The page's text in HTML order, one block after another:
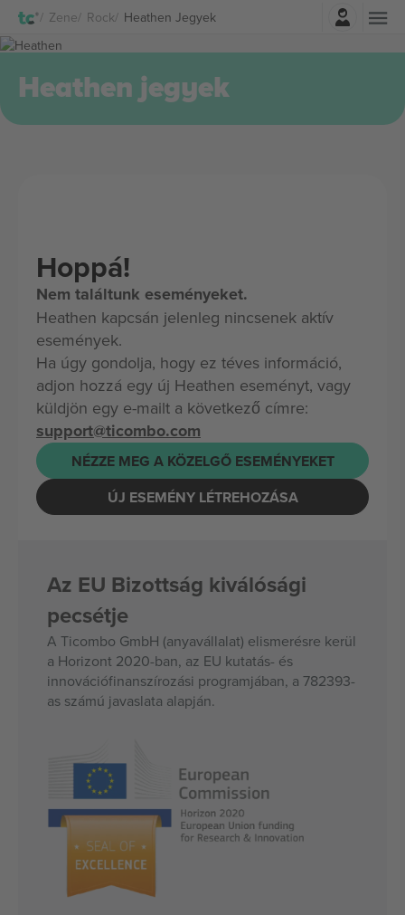
Zene Rock Heathen Jegyek
Heathen jegyek
Hoppá!
Nem találtunk eseményeket.
Heathen kapcsán jelenleg nincsenek aktív
események.
Ha úgy gondolja, hogy ez téves információ,
adjon hozzá egy új Heathen eseményt, vagy
küldjön egy e-mailt a következő címre:
support@ticombo.com
NÉZZE MEG A KÖZELGŐ ESEMÉNYEKET
ÚJ ESEMÉNY LÉTREHOZÁSA
Az EU Bizottság kiválósági
pecsétje
A Ticombo GmbH (anyavállalat) elismerésre kerül
a Horizont 2020-ban, az EU kutatás- és
innovációfinanszírozási programjában, a 782393-
as számú javaslata alapján.